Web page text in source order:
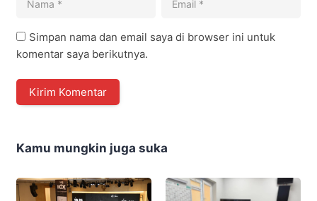
Simpan nama dan email saya di browser ini untuk
komentar saya berikutnya.
Kamu mungkin juga suka